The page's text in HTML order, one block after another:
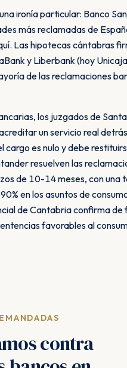
ironía particular: Banco
más reclamadas de
Las hipotecas cántabras
y Liberbank (hoy
de las reclamaciones
los juzgados de
un servicio real
cargo es nulo y debe
resuelven las
de 10-14 meses, con una
en los asuntos de
de Cantabria confirma de
favorables al
contra